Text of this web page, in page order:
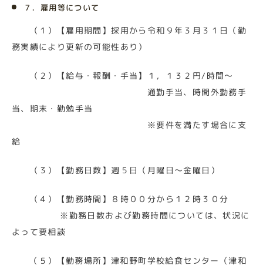
７．雇用等について
（１）【雇用期間】採用から令和９年３月３１日（勤
務実績により更新の可能性あり）
（２）【給与・報酬・手当 】１ ，１３２円/時間～
通勤手当、時間外勤務手
当、期末・勤勉手当
※要件を満たす場合に支
給
（３）【勤務日数】週５日（月曜日～金曜日）
（４）【勤務時間】８時００分から１２時３０分
※勤務日数および勤務時間については、状況に
よって要相談
（５）【勤務場所】津和野町学校給食センター（津和